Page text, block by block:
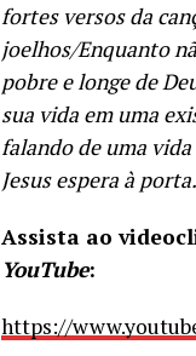
fortes versos da
joelhos/Enquanto
pobre e longe de
sua vida em uma
falando de uma
Jesus espera à
Assista ao
YouTube:
https://